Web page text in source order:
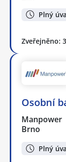
Plný
Zveřejněno:
Osobní
Manpower
Brno
Plný